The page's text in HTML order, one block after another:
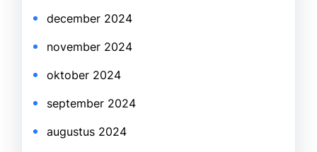
december 2024
november 2024
oktober 2024
september 2024
augustus 2024